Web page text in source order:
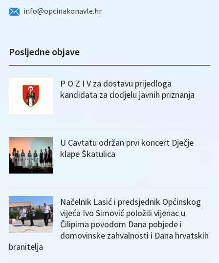
info@opcinakonavle.hr
Posljedne objave
P O Z I V za dostavu prijedloga
kandidata za dodjelu javnih priznanja
U Cavtatu održan prvi koncert Dječje
klape Škatulica
Načelnik Lasić i predsjednik Općinskog
vijeća Ivo Simović položili vijenac u
Čilipima povodom Dana pobjede i
domovinske zahvalnosti i Dana hrvatskih
branitelja